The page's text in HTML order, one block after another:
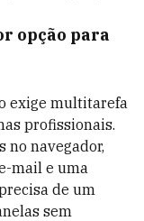
opção para
exige multitarefa
profissionais.
no navegador,
mail e uma
de um
sem